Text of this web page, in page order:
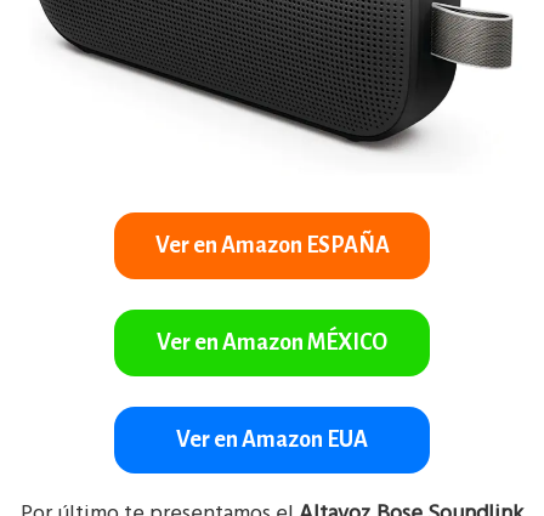
Ver en Amazon ESPAÑA
Ver en Amazon MÉXICO
Ver en Amazon EUA